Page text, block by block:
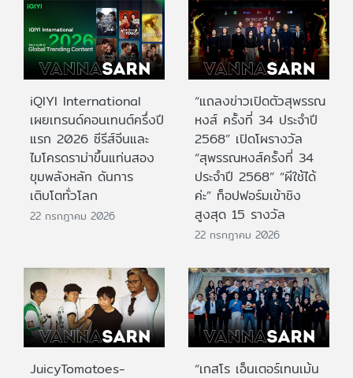
iQIYI International
เผยเทรนด์คอนเทนต์ครึ่งปี
แรก 2026 ซีรีส์จีนและ
ไมโครดราม่าขึ้นแท่นสอง
ขุมพลังหลัก ดันการ
เติบโตทั่วโลก
22 กรกฎาคม 2026
“แถลงข่าวเปิดตัวสุพรรณ
หงส์ ครั้งที่ 34 ประจำปี
2568” เปิดโผรางวัล
“สุพรรณหงส์ครั้งที่ 34
ประจำปี 2568” “ผีใช้ได้
ค่ะ” ท็อปฟอร์มเข้าชิง
สูงสุด 15 รางวัล
22 กรกฎาคม 2026
JuicyTomatoes- “เกสโร เอ็นเตอร์เทนเม้น